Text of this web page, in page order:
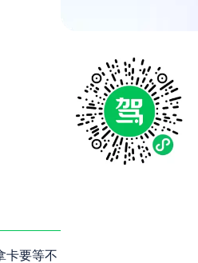
卡要等不